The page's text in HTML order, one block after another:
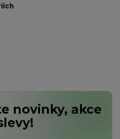
novinky, akce